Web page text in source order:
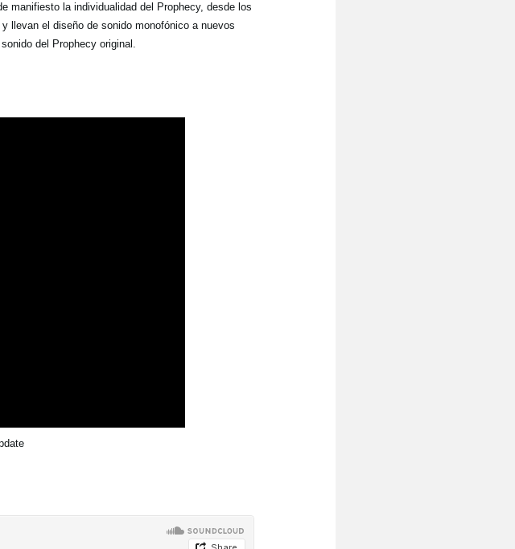
manifiesto la individualidad del Prophecy, desde los
llevan el diseño de sonido monofónico a nuevos
del Prophecy original.